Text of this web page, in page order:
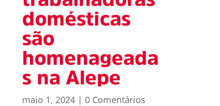
domésticas
são
homenageada
s na Alepe
maio 1, 2024| 0 Comentários